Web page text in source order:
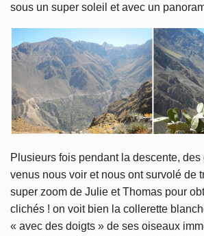
sous un super soleil et avec un
Plusieurs fois pendant la descente, des
venus nous voir et nous ont survolé de
super zoom de Julie et Thomas pour
clichés ! on voit bien la collerette
« avec des doigts » de ses oiseaux